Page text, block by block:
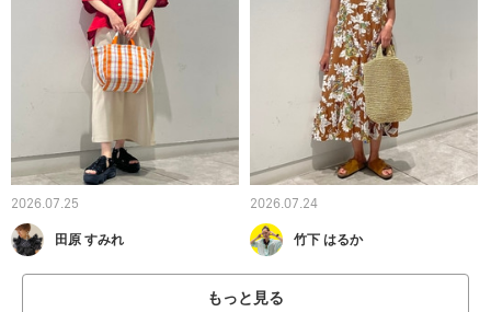
2026.07.25
田原 すみれ
2026.07.24
竹下 はるか
もっと見る